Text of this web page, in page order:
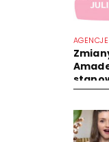
AGENCJE